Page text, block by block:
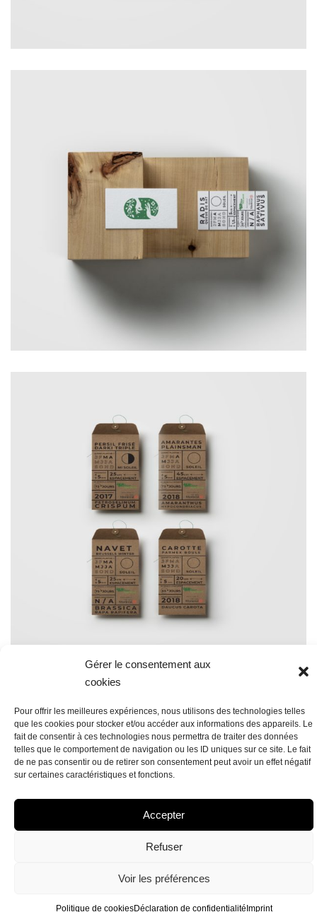
Gérer le consentement aux
cookies
Pour offrir les meilleures expériences, nous utilisons des technologies telles
que les cookies pour stocker et/ou accéder aux informations des appareils. Le
fait de consentir à ces technologies nous permettra de traiter des données
telles que le comportement de navigation ou les ID uniques sur ce site. Le fait
de ne pas consentir ou de retirer son consentement peut avoir un effet négatif
sur certaines caractéristiques et fonctions.
Accepter
Refuser
Voir les préférences
Politique de cookiesDéclaration de confidentialité Imprint
DÉCLARATION DE CONFIDENTIALITÉ (UE)